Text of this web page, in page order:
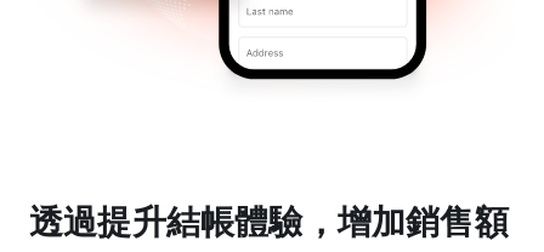
透過提升結帳體驗，增加銷售額